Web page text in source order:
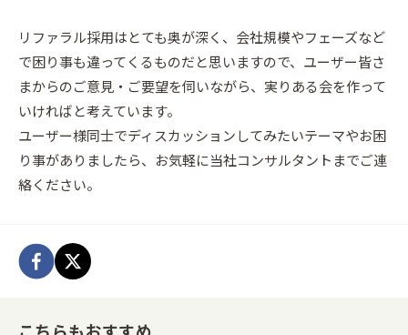
リファラル採用はとても奥が深く、会社規模やフェーズなど
で困り事も違ってくるものだと思いますので、ユーザー皆さ
まからのご意見・ご要望を伺いながら、実りある会を作って
いければと考えています。
ユーザー様同士でディスカッションしてみたいテーマやお困
り事がありましたら、お気軽に当社コンサルタントまでご連
絡ください。
こちらもおすすめ